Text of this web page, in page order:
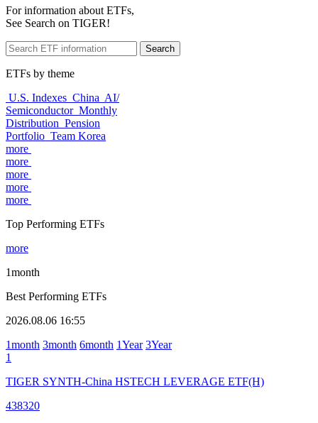
For information about ETFs,
See Search on TIGER!
Search
ETFs by theme
U.S. Indexes China AI/
Semiconductor Monthly
Distribution Pension
Portfolio Team Korea
more
more
more
more
more
Top Performing ETFs
more
1month
Best Performing ETFs
2026.08.06 16:55
1month 3month 6month 1Year 3Year
1
TIGER SYNTH-China HSTECH LEVERAGE ETF(H)
438320